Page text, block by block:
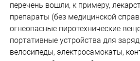
перечень вошли, к примеру,
препараты (без медицинской
огнеопасные пиротехнические
портативные устройства для
велосипеды, электросамокаты,